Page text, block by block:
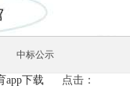
中标公示
app下载
点击：